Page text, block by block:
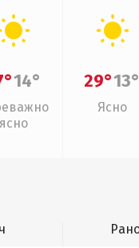
14°
ясно
29°13°
Ясно